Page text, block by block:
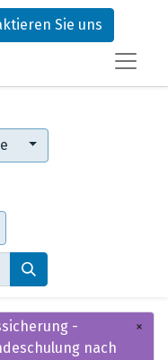
Sie uns
-
nach
×